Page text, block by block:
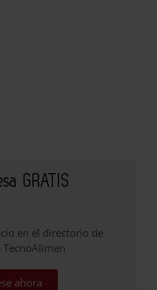
GRATIS
en el directorio de
TecnoAlimen
ahora